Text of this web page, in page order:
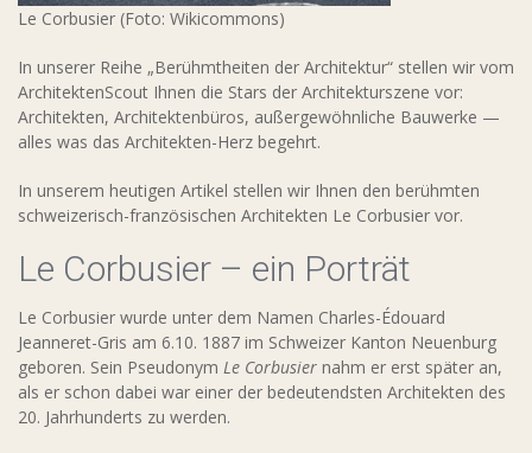
Le Corbusier (Foto: Wikicommons)
In unserer Reihe „Berühmtheiten der Architektur“ stellen wir vom
ArchitektenScout Ihnen die Stars der Architekturszene vor:
Architekten, Architektenbüros, außergewöhnliche Bauwerke —
alles was das Architekten-Herz begehrt.
In unserem heutigen Artikel stellen wir Ihnen den berühmten
schweizerisch-französischen Architekten Le Corbusier vor.
Le Corbusier – ein Porträt
Le Corbusier wurde unter dem Namen Charles-Édouard
Jeanneret-Gris am 6.10. 1887 im Schweizer Kanton Neuenburg
geboren. Sein Pseudonym Le Corbusier nahm er erst später an,
als er schon dabei war einer der bedeutendsten Architekten des
20. Jahrhunderts zu werden.